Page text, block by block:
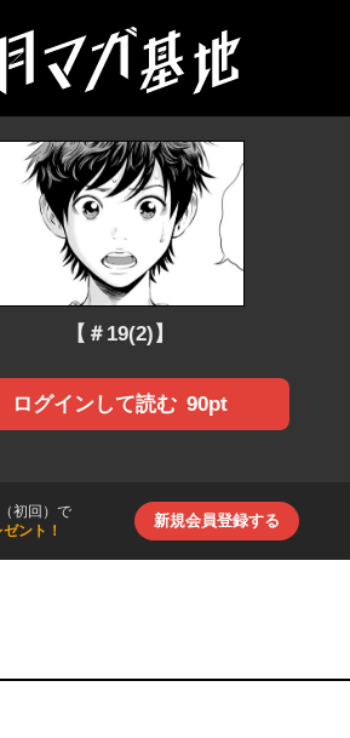
【＃19(2)】
ログインして読む 90pt
初回）で
ント！
新規会員登録する